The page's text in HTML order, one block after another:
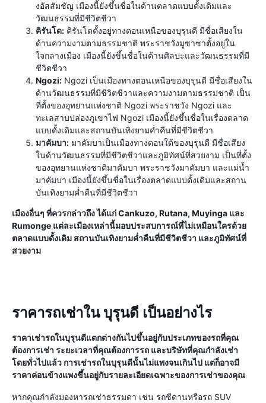
งอัสสัมชัญ เมืองนี้ยังขึ้นชื่อในด้านตลาดแบบดั้งเดิมและ
วัฒนธรรมที่มีชีวิตชีวา
คิรันโด: คิรันโดตั้งอยู่ทางตอนเหนือของบุรุนดี มีชื่อเสียงใน
ด้านความงามตามธรรมชาติ พระราชวังมูซาซาตั้งอยู่ใน
ใจกลางเมือง เมืองนี้ยังขึ้นชื่อในด้านศิลปะและวัฒนธรรมที่มี
ชีวิตชีวา
Ngozi: Ngozi เป็นเมืองทางตอนเหนือของบุรุนดี มีชื่อเสียงใน
ด้านวัฒนธรรมที่มีชีวิตชีวาและความงามตามธรรมชาติ เป็น
ที่ตั้งของอุทยานแห่งชาติ Ngozi พระราชวัง Ngozi และ
ทะเลสาบปล่องภูเขาไฟ Ngozi เมืองนี้ยังขึ้นชื่อในเรื่องตลาด
แบบดั้งเดิมและสถานบันเทิงยามค่ำคืนที่มีชีวิตชีวา
มาคัมบา: มาคัมบาเป็นเมืองทางตอนใต้ของบุรุนดี มีชื่อเสียง
ในด้านวัฒนธรรมที่มีชีวิตชีวาและภูมิทัศน์ที่สวยงาม เป็นที่ตั้ง
ของอุทยานแห่งชาติมาคัมบา พระราชวังมาคัมบา และแม่น้ำ
มาคัมบา เมืองนี้ยังขึ้นชื่อในเรื่องตลาดแบบดั้งเดิมและสถาน
บันเทิงยามค่ำคืนที่มีชีวิตชีวา
เมืองอื่นๆ ที่ควรกล่าวถึง ได้แก่ Cankuzo, Rutana, Muyinga และ
Rumonge แต่ละเมืองเหล่านี้มอบประสบการณ์ที่ไม่เหมือนใครด้วย
ตลาดแบบดั้งเดิม สถานบันเทิงยามค่ำคืนที่มีชีวิตชีวา และภูมิทัศน์ที่
สวยงาม
ราคารถเช่าใน บุรุนดี เป็นอย่างไร
ราคาเช่ารถในบุรุนดีแตกต่างกันไปขึ้นอยู่กับประเภทของรถที่คุณ
ต้องการเช่า ระยะเวลาที่คุณต้องการรถ และบริษัทที่คุณกำลังเช่า
โดยทั่วไปแล้ว การเช่ารถในบุรุนดีนั้นไม่แพงจนเกินไป แต่ก็อาจมี
ราคาค่อนข้างแพงขึ้นอยู่กับรายละเอียดเฉพาะของการเช่าของคุณ
หากคุณกำลังมองหารถเช่าธรรมดา เช่น รถซีดานหรือรถ SUV